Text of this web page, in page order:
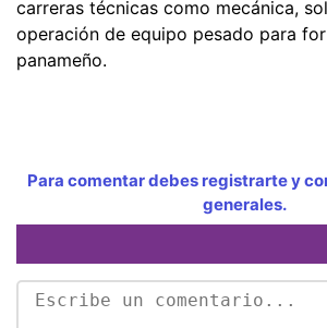
carreras técnicas como mecánica,
operación de equipo pesado para
panameño.
Para comentar debes registrarte y
generales.